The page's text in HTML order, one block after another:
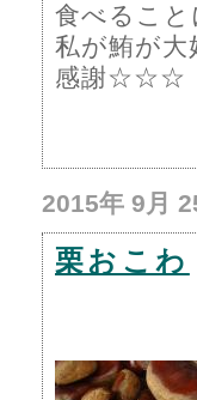
食べること
私が鮪が
感謝☆☆☆
2015年 9月
栗おこわ